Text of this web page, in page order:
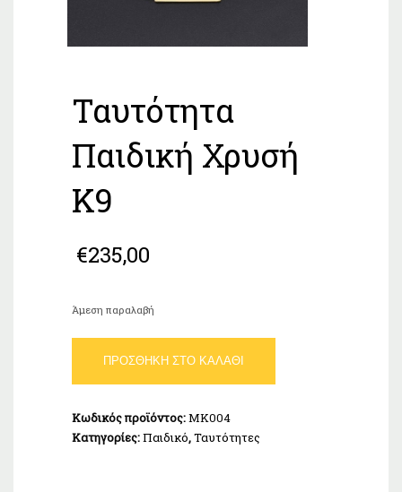
Ταυτότητα
Παιδική Χρυσή
Κ9
€235,00
Άμεση παραλαβή
Παιδική
Χρυσή
ποσότητα
ΠΡΟΣΘΉΚΗ ΣΤΟ ΚΑΛΆΘΙ
Κωδικός προϊόντος:MK004
Κατηγορίες:Παιδικό,Ταυτότητες